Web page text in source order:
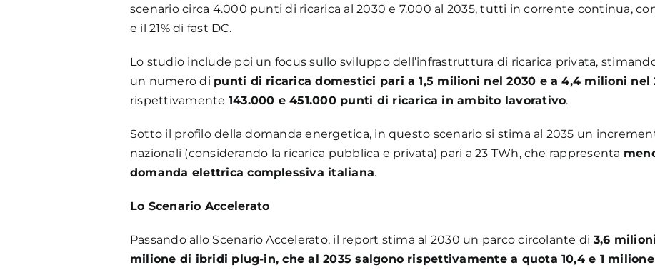
scenario circa 4.000 punti di ricarica al 2030 e 7.000 al 2035, tutti in corrente continua,
e il 21% di fast DC.
Lo studio include poi un focus sullo sviluppo dell’infrastruttura di ricarica privata,
un numero di punti di ricarica domestici pari a 1,5 milioni nel 2030 e a 4,4 milioni nel
rispettivamente 143.000 e 451.000 punti di ricarica in ambito lavorativo.
Sotto il profilo della domanda energetica, in questo scenario si stima al 2035 un
nazionali (considerando la ricarica pubblica e privata) pari a 23 TWh, che rappresenta
domanda elettrica complessiva italiana.
Lo Scenario Accelerato
Passando allo Scenario Accelerato, il report stima al 2030 un parco circolante di 3,6
milione di ibridi plug-in, che al 2035 salgono rispettivamente a quota 10,4 e 1